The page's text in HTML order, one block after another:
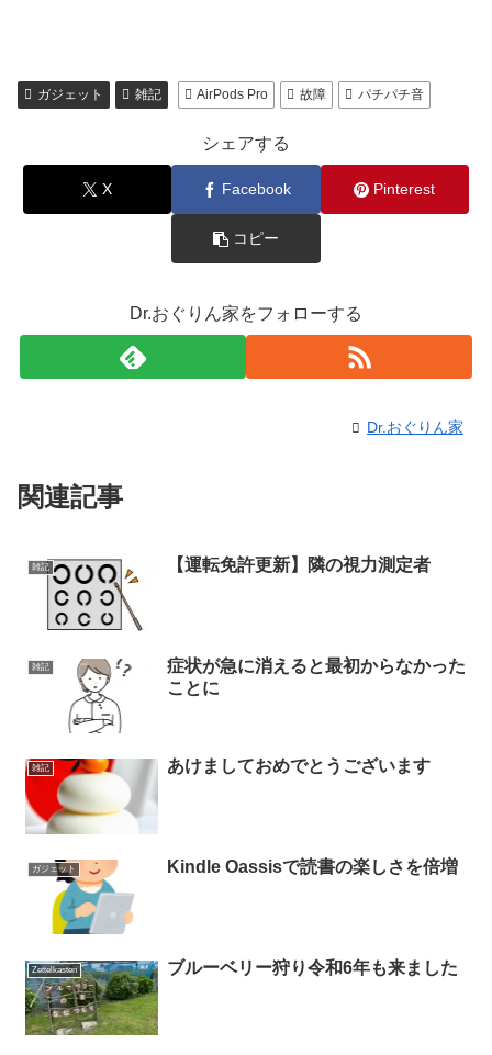
ガジェット 雑記 AirPods Pro 故障 パチパチ音
シェアする
X Facebook Pinterest
コピー
Dr.おぐりん家をフォローする
Dr.おぐりん家
関連記事
雑記 【運転免許更新】隣の視力測定者
雑記
症状が急に消えると最初からなかった
ことに
雑記 あけましておめでとうございます
ガジェット Kindle Oassisで読書の楽しさを倍増
Zettelkasten ブルーベリー狩り令和6年も来ました